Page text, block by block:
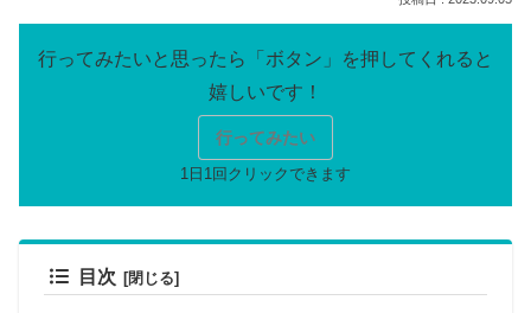
行ってみたい
目次